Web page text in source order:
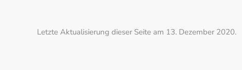
Letzte Aktualisierung dieser Seite am 13. Dezember 2020.